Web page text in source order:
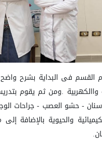
القسم فى البداية بشرح
واالكهربية .ومن ثم
- حشو العصب -
والحيوية
.